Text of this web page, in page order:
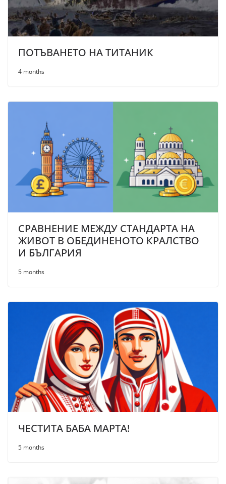
ПОТЪВАНЕТО НА ТИТАНИК
4 months
СРАВНЕНИЕ МЕЖДУ СТАНДАРТА НА
ЖИВОТ В ОБЕДИНЕНОТО КРАЛСТВО
И БЪЛГАРИЯ
5 months
ЧЕСТИТА БАБА МАРТА!
5 months